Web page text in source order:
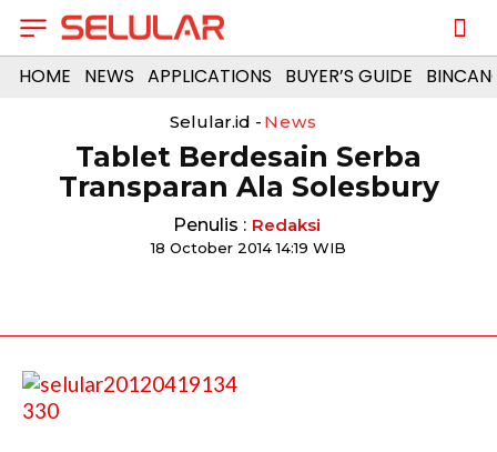
HOME NEWS APPLICATIONS BUYER’S GUIDE
Selular.id - News
Tablet Berdesain Serba
Transparan Ala Solesbury
Penulis : Redaksi
18 October 2014 14:19 WIB